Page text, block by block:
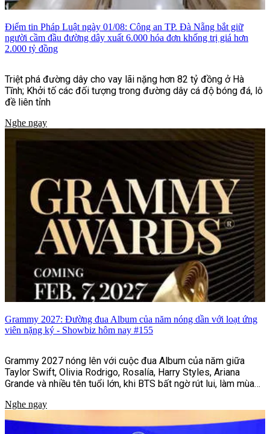
Điểm tin Pháp Luật ngày 01/08: Công an TP. Đà Nẵng bắt giữ
người cầm đầu đường dây xuất 6.000 hóa đơn khống trị giá hơn
2.000 tỷ đồng
Triệt phá đường dây cho vay lãi nặng hơn 82 tỷ đồng ở Hà
Tĩnh; Khởi tố các đối tượng trong đường dây cá độ bóng đá, lô
đề liên tỉnh
Nghe ngay
Grammy 2027: Đường đua Album của năm nóng dần với loạt ứng
viên nặng ký - Showbiz hôm nay #155
Grammy 2027 nóng lên với cuộc đua Album của năm giữa
Taylor Swift, Olivia Rodrigo, Rosalía, Harry Styles, Ariana
Grande và nhiều tên tuổi lớn, khi BTS bất ngờ rút lui, làm mùa
Nghe ngay